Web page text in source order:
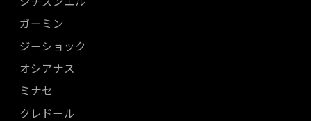
ガーミン
ジーショック
オシアナス
ミナセ
クレドール